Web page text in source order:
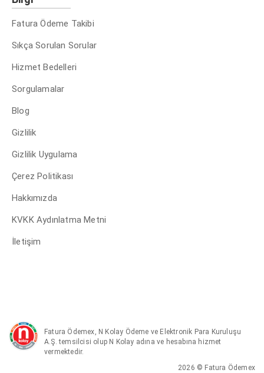
Fatura Ödeme Takibi
Sıkça Sorulan Sorular
Hizmet Bedelleri
Sorgulamalar
Blog
Gizlilik
Gizlilik Uygulama
Çerez Politikası
Hakkımızda
KVKK Aydınlatma Metni
İletişim
Fatura Ödemex, N Kolay Ödeme ve Elektronik Para Kuruluşu
A.Ş. temsilcisi olup N Kolay adına ve hesabına hizmet
vermektedir.
2026 © Fatura Ödemex